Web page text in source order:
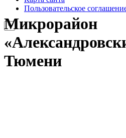
Пользовательское
Микрорайон
Тюмени